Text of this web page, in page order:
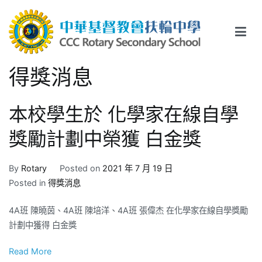
content
中華基督教會扶輪中學
得獎消息
本校學生於 化學家在線自學
獎勵計劃中榮獲 白金獎
By Rotary Posted on 2021 年 7 月 19 日
Posted in 得獎消息
4A班 陳曉茵、4A班 陳培洋、4A班 張偉杰 在化學家在線自學獎勵
計劃中獲得 白金獎
Read More